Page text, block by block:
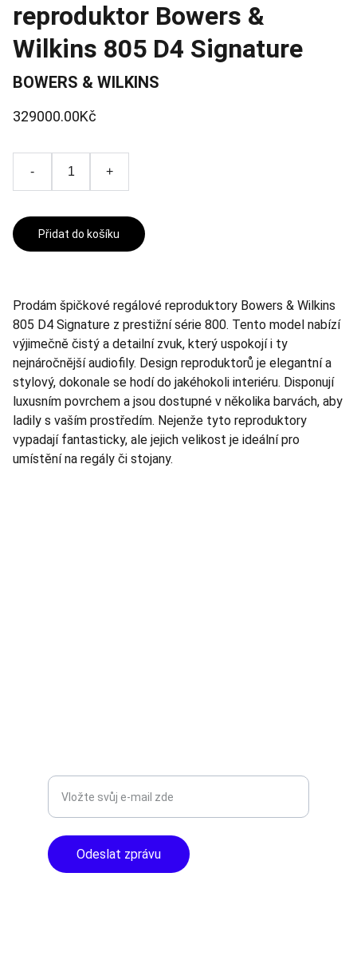
reproduktor Bowers &
Wilkins 805 D4 Signature
BOWERS & WILKINS
329000.00Kč
- +
Přidat do košíku
Prodám špičkové regálové reproduktory Bowers & Wilkins
805 D4 Signature z prestižní série 800. Tento model nabízí
výjimečně čistý a detailní zvuk, který uspokojí i ty
nejnáročnější audiofily. Design reproduktorů je elegantní a
stylový, dokonale se hodí do jakéhokoli interiéru. Disponují
luxusním povrchem a jsou dostupné v několika barvách, aby
ladily s vaším prostředím. Nejenže tyto reproduktory
vypadají fantasticky, ale jejich velikost je ideální pro
umístění na regály či stojany.
Odeslat zprávu